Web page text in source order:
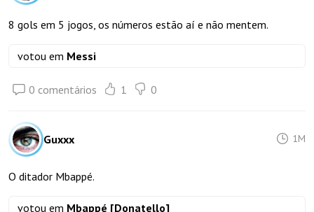
8 gols em 5 jogos, os números estão aí e não mentem.
votou em Messi
0 comentários 1 0
Guxxx 1M
O ditador Mbappé.
votou em Mbappé [Donatello]